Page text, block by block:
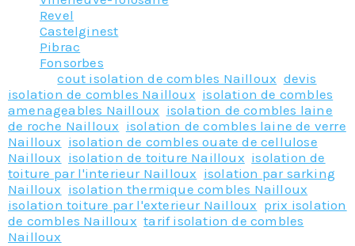
Revel
Castelginest
Pibrac
Fonsorbes
Taggedcout isolation de combles Nailloux devis
isolation de combles Nailloux isolation de combles
amenageables Nailloux isolation de combles laine
de roche Nailloux isolation de combles laine de verre
Nailloux isolation de combles ouate de cellulose
Nailloux isolation de toiture Nailloux isolation de
toiture par l'interieur Nailloux isolation par sarking
Nailloux isolation thermique combles Nailloux
isolation toiture par l'exterieur Nailloux prix isolation
de combles Nailloux ,tarif isolation de combles
Nailloux